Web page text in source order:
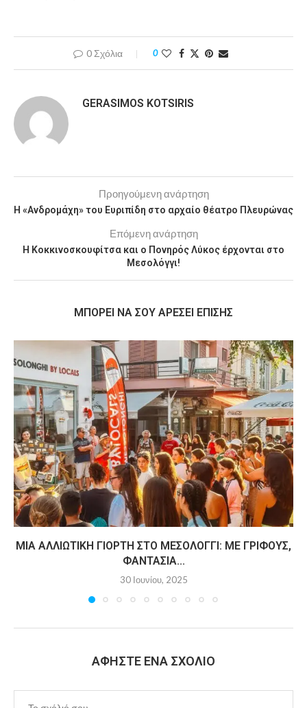
0 Σχόλια 0
GERASIMOS KOTSIRIS
Προηγούμενη ανάρτηση
Η «Ανδρομάχη» του Ευριπίδη στο αρχαίο θέατρο Πλευρώνας
Επόμενη ανάρτηση
Η Κοκκινοσκουφίτσα και ο Πονηρός Λύκος έρχονται στο
Μεσολόγγι!
MΠΟΡΕΊ ΝΑ ΣΟΥ ΑΡΈΣΕΙ ΕΠΊΣΗΣ
ΜΙΑ ΑΛΛΙΏΤΙΚΗ ΓΙΟΡΤΉ ΣΤΟ ΜΕΣΟΛΌΓΓΙ: ΜΕ ΓΡΊΦΟΥΣ,
ΦΑΝΤΑΣΊΑ...
30 Ιουνίου, 2025
ΑΦΉΣΤΕ ΈΝΑ ΣΧΌΛΙΟ